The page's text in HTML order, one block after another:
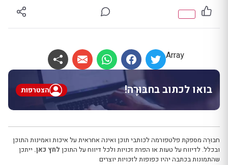
Array
בואו לכתוב בחבּוּרֶה! הצטרפות
חבּוּרֶה מספקת פלטפורמה לכותבי תוכן ואינה אחראית על איכות ואמינות התוכן
ובכלל. לדיווח על טעות או הפרת זכויות ולכל דיווח על התוכן לחץ כאן. ייתכן
שהתמונות בכתבה יהיו כפופות לזכויות יוצרים